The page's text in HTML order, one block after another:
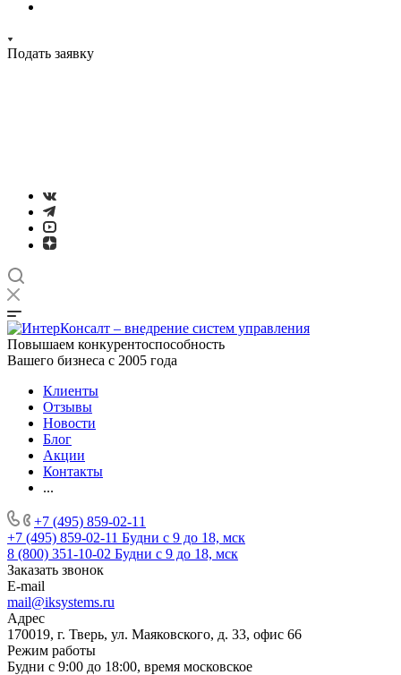
Подать заявку
Повышаем конкурентоспособность
Вашего бизнеса с 2005 года
Клиенты
Отзывы
Новости
Блог
Акции
Контакты
...
+7 (495) 859-02-11
+7 (495) 859-02-11 Будни с 9 до 18, мск
8 (800) 351-10-02 Будни с 9 до 18, мск
Заказать звонок
E-mail
mail@iksystems.ru
Адрес
170019, г. Тверь, ул. Маяковского, д. 33, офис 66
Режим работы
Будни с 9:00 до 18:00, время московское